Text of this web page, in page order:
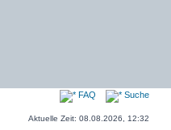
FAQ Suche
Aktuelle Zeit: 08.08.2026, 12:32